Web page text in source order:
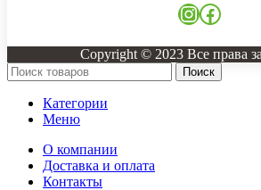
Instagram
Copyright © 2023 Все права
Поиск
Категории
Меню
О компании
Доставка и оплата
Контакты